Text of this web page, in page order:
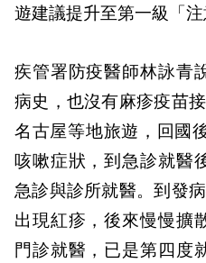
遊建議提升至第一級「注
疾管署防疫醫師林詠青
病史，也沒有麻疹疫苗
名古屋等地旅遊，回國
咳嗽症狀，到急診就醫
急診與診所就醫。到發
出現紅疹，後來慢慢擴
門診就醫，已是第四度